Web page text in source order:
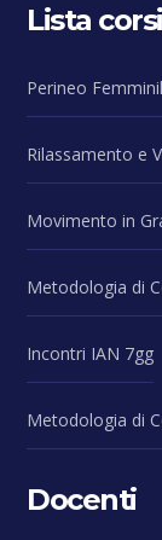
Lista
Perineo
Rilassamento e
Movimento in
Metodologia di
Incontri IAN 7gg
Metodologia di
Docenti